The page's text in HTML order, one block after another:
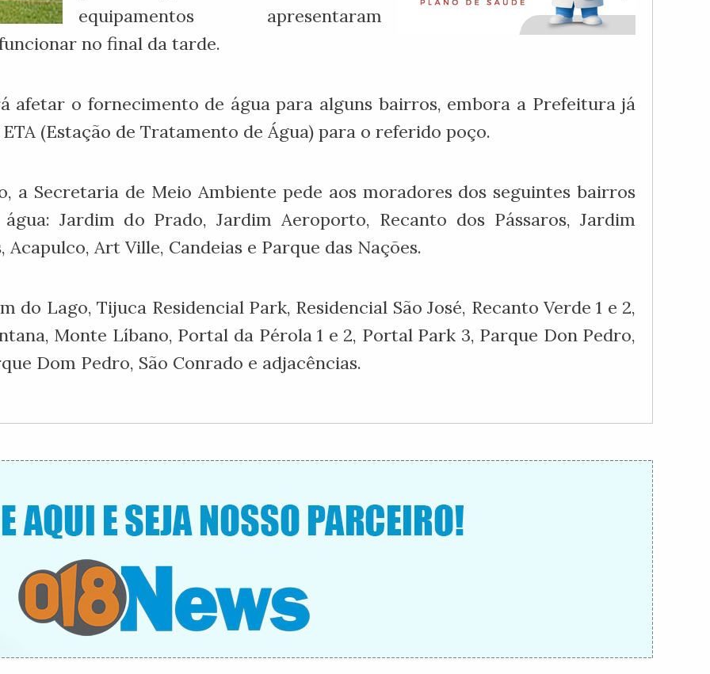
equipamentos apresentaram
no final da tarde.
afetar o fornecimento de água para alguns bairros, embora a Prefeitura já
(Estação de Tratamento de Água) para o referido poço.
a Secretaria de Meio Ambiente pede aos moradores dos seguintes bairros
Jardim do Prado, Jardim Aeroporto, Recanto dos Pássaros, Jardim
Art Ville, Candeias e Parque das Nações.
do Lago, Tijuca Residencial Park, Residencial São José, Recanto Verde 1 e 2,
Monte Líbano, Portal da Pérola 1 e 2, Portal Park 3, Parque Don Pedro,
Dom Pedro, São Conrado e adjacências.